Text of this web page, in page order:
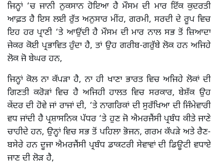
ਜਿਨ੍ਹਾਂ ‘ਚ ਜਾਨੀ ਨੁਕਸਾਨ ਹੋਇਆ ਹੈ ਮੌਸਮ ਦੀ ਮਾਰ ਇੱਕ ਕੁਦਰਤੀ
ਆਫ਼ਤ ਹੈ ਇਸ ਲਈ ਰੁੱਤ ਅਨੁਸਾਰ ਮੀਂਹ, ਗਰਮੀ, ਸਰਦੀ ਦੇ ਰੂਪ ਵਿਚ
ਇਹ ਹਰ ਪ੍ਰਾਣੀ ‘ਤੇ ਆਉਂਦੀ ਹੈ ਮੌਸਮ ਦੀ ਮਾਰ ਨਾਲ ਸਭ ਤੋਂ ਜ਼ਿਆਦਾ
ਜੇਕਰ ਕੋਈ ਪ੍ਰਭਾਵਿਤ ਹੁੰਦਾ ਹੈ, ਤਾਂ ਉਹ ਗਰੀਬ-ਗਰੁੱਬੇ ਲੋਕ ਹਨ ਅਜਿਹੇ
ਲੋਕ ਜੋ ਬੇਘਰ ਹਨ,
ਜਿਨ੍ਹਾਂ ਕੋਲ ਨਾ ਕੱਪੜਾ ਹੈ, ਨਾ ਹੀ ਖਾਣਾ ਭਾਰਤ ਵਿਚ ਅਜਿਹੇ ਲੋਕਾਂ ਦੀ
ਗਿਣਤੀ ਕਰੋੜਾਂ ਵਿਚ ਹੈ ਅਜਿਹੀ ਹਾਲਤ ਵਿਚ ਸਰਕਾਰ, ਬੇਸ਼ੱਕ ਉਹ
ਕੇਂਦਰ ਦੀ ਹੋਵੇ ਜਾਂ ਰਾਜਾਂ ਦੀ, ‘ਤੇ ਨਾਗਰਿਕਾਂ ਦੀ ਸੁਰੱਖਿਆ ਦੀ ਜਿੰਮੇਵਾਰੀ
ਵਧ ਜਾਂਦੀ ਹੈ ਪ੍ਰਸ਼ਾਸਨਿਕ ਪੱਧਰ ‘ਤੇ ਹੁਣ ਜੋ ਐਮਰਜੈਂਸੀ ਪ੍ਰਬੰਧ ਕੀਤੇ ਜਾਣੇ
ਚਾਹੀਦੇ ਹਨ, ਉਨ੍ਹਾਂ ਵਿਚ ਸਭ ਤੋਂ ਪਹਿਲਾ ਭੋਜਨ, ਗਰਮ ਕੱਪੜੇ ਅਤੇ ਰੈਣ-
ਬਸੇਰੇ ਹਨ ਦੂਜਾ ਐਮਰਜੈਂਸੀ ਪ੍ਰਬੰਧ ਡਾਕਟਰੀ ਸੇਵਾਵਾਂ ਦੀ ਡਿਊਟੀ ਵਧਾਏ
ਜਾਣ ਦੀ ਲੋੜ ਹੈ,